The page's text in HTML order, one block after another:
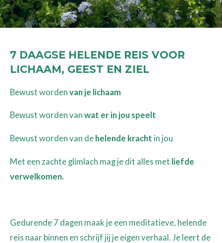
7 DAAGSE HELENDE REIS VOOR
LICHAAM, GEEST EN ZIEL
Bewust worden van je lichaam
Bewust worden van wat er in jou speelt
Bewust worden van de helende kracht in jou
Met een zachte glimlach mag je dit alles met liefde
verwelkomen.
Gedurende 7 dagen maak je een meditatieve, helende
reis naar binnen en schrijf jij je eigen verhaal. Je leert de